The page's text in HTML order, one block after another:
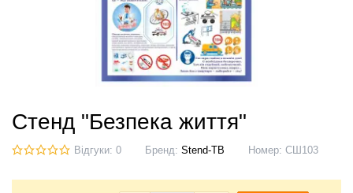
Стенд "Безпека життя"
Відгуки: 0 Бренд: Stend-TB Номер: СШ103